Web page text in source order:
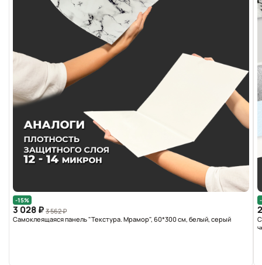
-15%
3 028 ₽ 3 562 ₽
Самоклеящаяся панель "Текстура. Мрамор", 60*300 см, белый, серый